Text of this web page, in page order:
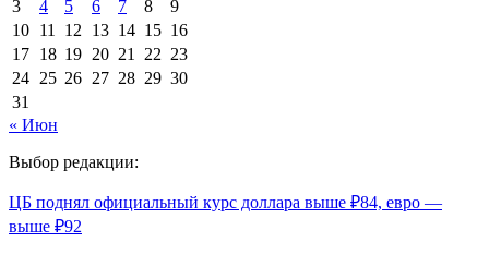
3
4 5 6 7 8
9
10 11 12 13 14 15 16
17 18 19 20 21 22 23
24 25 26 27 28 29 30
31
« Июн
Выбор редакции:
ЦБ поднял официальный курс доллара выше ₽84, евро —
выше ₽92